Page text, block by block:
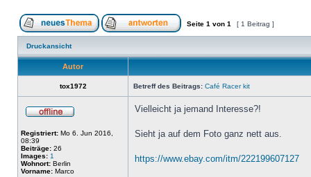
Seite 1 von 1 [ 1 Beitrag ]
Druckansicht
Autor
tox1972 Betreff des Beitrags: Café Racer kit
Registriert: Mo 6. Jun 2016,
08:39
Beiträge: 26
Images: 1
Wohnort: Berlin
Vorname: Marco
Vielleicht ja jemand Interesse?!
Sieht ja auf dem Foto ganz nett aus.
https://www.ebay.com/itm/222199607127